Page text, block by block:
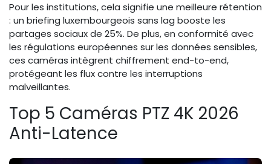
Pour les institutions, cela signifie une meilleure rétention
: un briefing luxembourgeois sans lag booste les
partages sociaux de 25%. De plus, en conformité avec
les régulations européennes sur les données sensibles,
ces caméras intègrent chiffrement end-to-end,
protégeant les flux contre les interruptions
malveillantes.
Top 5 Caméras PTZ 4K 2026
Anti-Latence